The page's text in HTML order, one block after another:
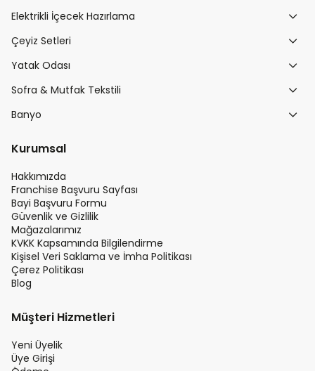
Elektrikli İçecek Hazırlama
Çeyiz Setleri
Yatak Odası
Sofra & Mutfak Tekstili
Banyo
Kurumsal
Hakkımızda
Franchise Başvuru Sayfası
Bayi Başvuru Formu
Güvenlik ve Gizlilik
Mağazalarımız
KVKK Kapsamında Bilgilendirme
Kişisel Veri Saklama ve İmha Politikası
Çerez Politikası
Blog
Müşteri Hizmetleri
Yeni Üyelik
Üye Girişi